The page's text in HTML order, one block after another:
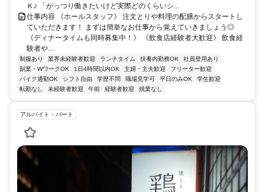
Ｋ♪ 「がっつり働きたいけど実際どのくらいシ...
仕事内容 《ホールスタッフ》 注文とりや料理の配膳からスタートし
ていただきます！ まずは簡単なお仕事から覚えていきましょう◎
《ディナータイムも同時募集中！》 《飲食店経験者大歓迎》 飲食経
験者や...
制服あり 業界未経験者歓迎 ランチタイム 扶養内勤務OK
社員登用あり
副業・WワークOK
1日4時間以内OK 主婦・主夫歓迎
フリーター歓迎
バイク通勤OK
シフト自由 学歴不問 職場見学可 平日のみOK
学生歓迎
転勤なし
未経験者歓迎 午前 経験者歓迎 残業なし
アルバイト・パート